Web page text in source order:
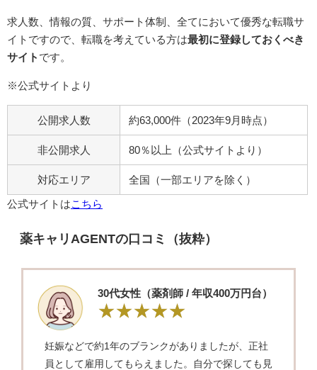
求人数、情報の質、サポート体制、全てにおいて優秀な転職サ
イトですので、転職を考えている方は最初に登録しておくべき
サイト です。
※公式サイトより
公開求人数 約63,000件（2023年9月時点）
非公開求人 80％以上（公式サイトより）
対応エリア 全国（一部エリアを除く）
公式サイトは こちら
薬キャリAGENTの口コミ（抜粋）
30代女性（薬剤師 / 年収400万円台）
妊娠などで約1年のブランクがありましたが、正社
員として雇用してもらえました。自分で探しても見